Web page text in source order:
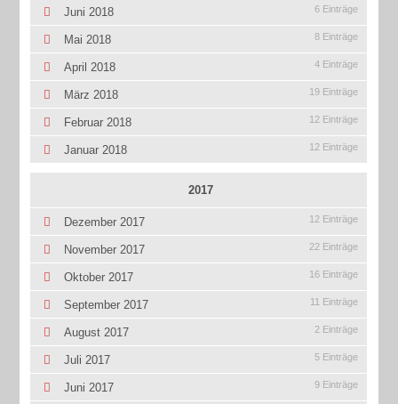
Juni 2018 6 Einträge
Mai 2018 8 Einträge
April 2018 4 Einträge
März 2018 19 Einträge
Februar 2018 12 Einträge
Januar 2018 12 Einträge
2017
Dezember 2017 12 Einträge
November 2017 22 Einträge
Oktober 2017 16 Einträge
September 2017 11 Einträge
August 2017 2 Einträge
Juli 2017 5 Einträge
Juni 2017 9 Einträge